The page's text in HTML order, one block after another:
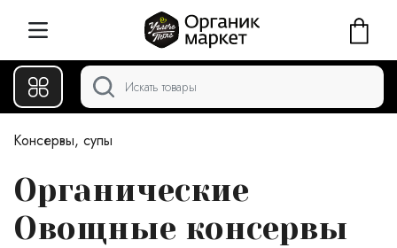
Консервы, супы
Органические
Овощные консервы